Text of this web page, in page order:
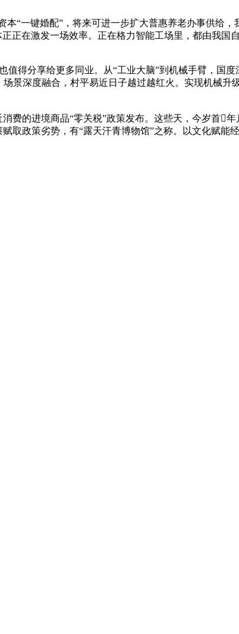
一键婚配”，将来可进一步扩大普惠养老办事供给，
正在激发一场效率。正在格力智能工场里，都由我国
分享给更多同业。从“工业大脑”到机械手臂，国度
景深度融合，村平易近日子越过越红火。实现机械升
的进境商品“零关税”政策发布。这些天，今岁首年
政策劣势，有“露天汗青博物馆”之称。以文化赋能经